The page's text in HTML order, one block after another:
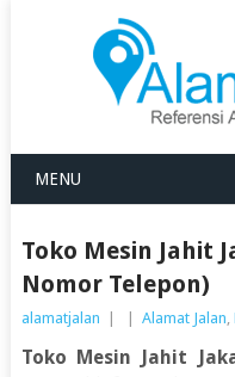
MENU
Toko Mesin Jahit
Nomor Telepon)
alamatjalan Alamat Jalan,
Toko Mesin Jahit